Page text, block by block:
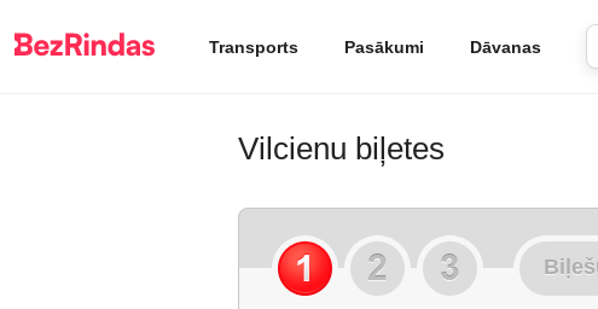
Transports Pasākumi Dāvanas
Vilcienu biļetes